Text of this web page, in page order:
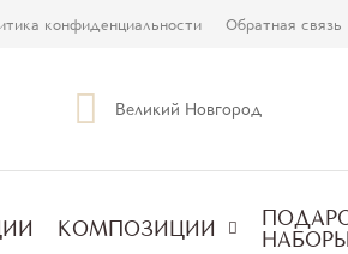
конфиденциальности Обратная связь
Великий Новгород
КОМПОЗИЦИИ
НАБОРЫ